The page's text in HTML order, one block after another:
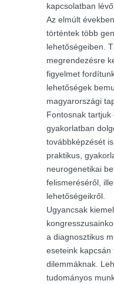
kapcsolatban
Az elmúlt
történtek több
lehetőségeiben.
megrendezésre
figyelmet
lehetőségek
magyarországi
Fontosnak tartjuk
gyakorlatban
továbbképzését
praktikus,
neurogenetikai
felismeréséről,
lehetőségeikről.
Ugyancsak
a diagnosztikus
eseteink kapcsán
dilemmáknak.
tudományos